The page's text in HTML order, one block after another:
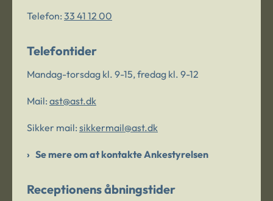
Telefon: 33 41 12 00
Telefontider
Mandag-torsdag kl. 9-15, fredag kl. 9-12
Mail: ast@ast.dk
Sikker mail: sikkermail@ast.dk
Se mere om at kontakte Ankestyrelsen
Receptionens åbningstider